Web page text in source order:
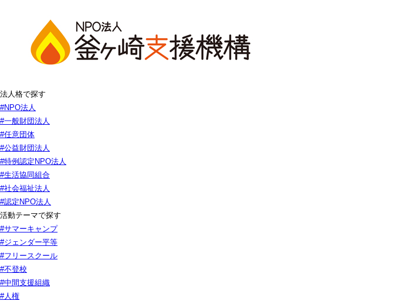
法人格で探す
#NPO法人
#一般財団法人
#任意団体
#公益財団法人
#特例認定NPO法人
#生活協同組合
#社会福祉法人
#認定NPO法人
活動テーマで探す
#サマーキャンプ
#ジェンダー平等
#フリースクール
#不登校
#中間支援組織
#人権